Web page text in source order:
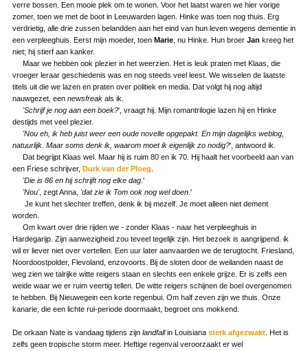
verre bossen. Een mooie plek om te wonen. Voor het laatst waren we hier vorige
zomer, toen we met de boot in Leeuwarden lagen. Hinke was toen nog thuis. Erg
verdrietig, alle drie zussen belandden aan het eind van hun leven wegens dementie in
een verpleeghuis. Eerst mijn moeder, toen Marie, nu Hinke. Hun broer Jan kreeg het
niet; hij stierf aan kanker.
Maar we hebben ook plezier in het weerzien. Het is leuk praten met Klaas, die
vroeger leraar geschiedenis was en nog steeds veel leest. We wisselen de laatste
titels uit die we lazen en praten over politiek en media. Dat volgt hij nog altijd
nauwgezet, een newsfreakals ik.
'Schrijf je nog aan een boek?', vraagt hij. Mijn romantrilogie lazen hij en Hinke
destijds met veel plezier.
'Nou eh, ik heb juist weer een oude novelle opgepakt. En mijn dagelijks weblog,
natuurlijk. Maar soms denk ik, waarom moet ik eigenlijk zo nodig?', antwoord ik.
Dat begrijpt Klaas wel. Maar hij is ruim 80 en ik 70. Hij haalt het voorbeeld aan van
een Friese schrijver, Durk van der Ploeg
'Die is 86 en hij schrijft nog elke dag.'
'Nou', zegt Anna, 'dat zie ik Tom ook nog wel doen.'
Je kunt het slechter treffen, denk ik bij mezelf. Je moet alleen niet dement
worden.
Om kwart over drie rijden we - zonder Klaas - naar het verpleeghuis in
Hardegarijp. Zijn aanwezigheid zou teveel tegelijk zijn. Het bezoek is aangrijpend. ik
wil er liever niet over vertellen. Een uur later aanvaarden we de terugtocht. Friesland,
Noordoostpolder, Flevoland, enzovoorts. Bij de sloten door de weilanden naast de
weg zien we talrijke witte reigers staan en slechts een enkele grijze. Er is zelfs een
weide waar we er ruim veertig tellen. De witte reigers schijnen de boel overgenomen
te hebben. Bij Nieuwegein een korte regenbui. Om half zeven zijn we thuis. Onze
kanarie, die een lichte rui-periode doormaakt, begroet ons mokkend.
De orkaan Nate is vandaag tijdens zijn landfallin Louisiana sterk afgezwakt. Het is
zelfs geen tropische storm meer. Heftige regenval veroorzaakt er wel